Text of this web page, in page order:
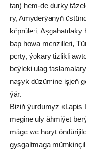
tan) hem-de dur­ky
ry, Amy­der­ýa­nyň
köp­rü­le­ri,
bap ho­wa men­zil­le­ri,
por­ty, ýo­ka­ry tiz­lik­li
beý­le­ki ulag
na­şyk dü­zü­mi­ne iş­jeň
ýär.
Bi­ziň ýur­du­myz
me­gi­ne uly äh­mi­ýet
mä­ge we ha­ryt
gys­galt­ma­ga